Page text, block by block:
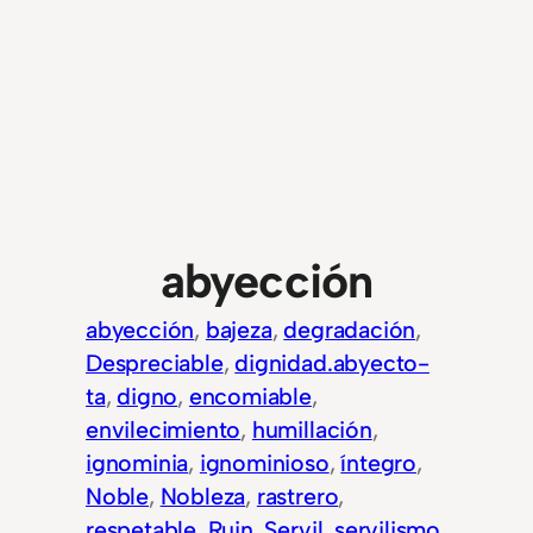
abyección
abyección, bajeza, degradación
Despreciable, dignidad.abyecto-
ta, digno, encomiable
envilecimiento, humillación
ignominia, ignominioso, íntegro
Noble, Nobleza, rastrero